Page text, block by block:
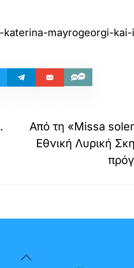
mayrogeorgi-
Από τη «Missa
Εθνική Λυρική
Back